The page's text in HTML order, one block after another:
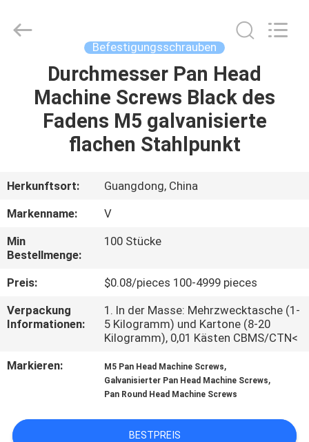
HAUS
PRODUKTE
UNS
AUSFLUG
Befestigungsschrauben
Durchmesser Pan Head
Machine Screws Black des
Fadens M5 galvanisierte
flachen Stahlpunkt
Herkunftsort:
Guangdong, China
Markenname:
V
Min
Bestellmenge:
100 Stücke
Preis:
$0.08/pieces 100-4999 pieces
Verpackung
Informationen:
1. In der Masse: Mehrzwecktasche (1-
5 Kilogramm) und Kartone (8-20
Kilogramm), 0,01 Kästen CBMS/CTN<
Markieren:
M5 Pan Head Machine Screws,
Galvanisierter Pan Head Machine Screws,
Pan Round Head Machine Screws
BESTPREIS